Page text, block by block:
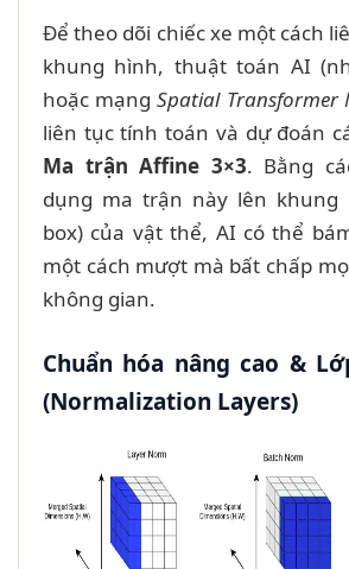
Để theo dõi chiếc xe một cách
khung hình, thuật toán AI
hoặc mạngSpatial Transformer
liên tục tính toán và dự đoán
Ma trận Affine 3×3. Bằng
dụng ma trận này lên khung
box) của vật thể, AI có thể
một cách mượt mà bất chấp
không gian.
Chuẩn hóa nâng cao &
(Normalization Layers)